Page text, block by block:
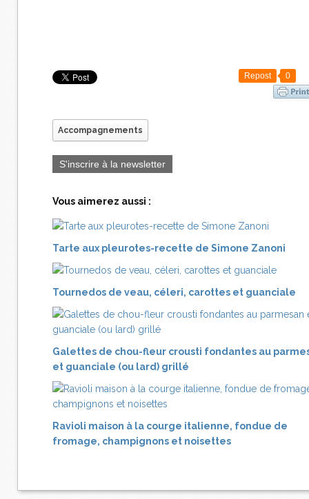
Repost 0
Accompagnements
S'inscrire à la newsletter
Vous aimerez aussi :
Tarte aux pleurotes-recette de Simone Zanoni
Tournedos de veau, céleri, carottes et guanciale
Galettes de chou-fleur crousti fondantes au
et guanciale (ou lard) grillé
Ravioli maison à la courge italienne, fondue de
fromage, champignons et noisettes